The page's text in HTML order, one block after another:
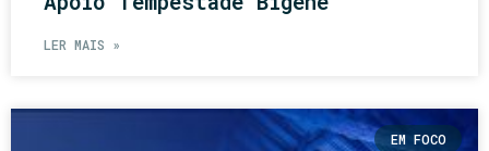
LER MAIS »
EM FOCO